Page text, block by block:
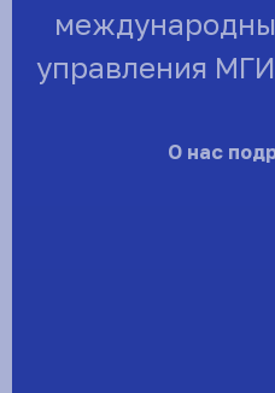
управления
О нас